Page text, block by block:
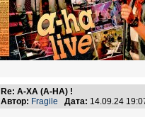
Re: А-ХА (A-HA) !
Автор: Fragile Дата: 14.09.24